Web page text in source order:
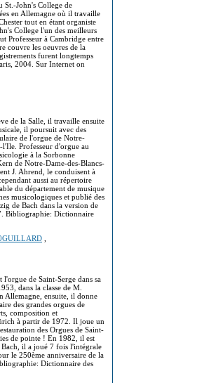
St.-John's College de
en Allemagne où il travaille
tout en étant organiste
College l'un des meilleurs
Professeur à Cambridge entre
couvre les oeuvres de la
furent longtemps
2004. Sur Internet on
de la Salle, il travaille ensuite
il poursuit avec des
de l'orgue de Notre-
Professeur d'orgue au
à la Sorbonne
de Notre-Dame-des-Blancs-
J. Ahrend, le conduisent à
aussi au répertoire
du département de musique
musicologiques et publié des
de Bach dans la version de
Bibliographie: Dictionnaire
l'orgue de Saint-Serge dans sa
dans la classe de M.
Allemagne, ensuite, il donne
des grandes orgues de
composition et
à partir de 1972. Il joue un
des Orgues de Saint-
de pointe ! En 1982, il est
il a joué 7 fois l'intégrale
le 250ème anniversaire de la
Dictionnaire des